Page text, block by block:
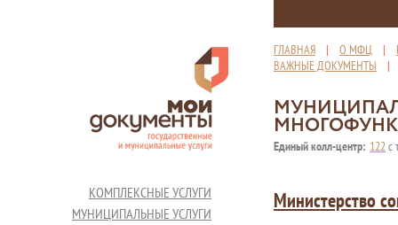
ГЛАВНАЯ | О МФЦ |
ВАЖНЫЕ ДОКУМЕНТЫ
Единый колл-центр: 122с
КОМПЛЕКСНЫЕ УСЛУГИ
МУНИЦИПАЛЬНЫЕ УСЛУГИ
Министерство